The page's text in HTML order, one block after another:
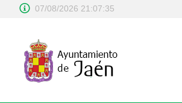
07/08/2026 21:07:36